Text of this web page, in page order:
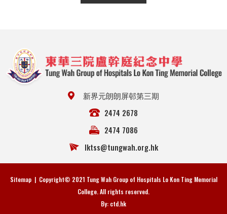
新界元朗朗屏邨第三期
2474 2678
2474 7086
lktss@tungwah.org.hk
Sitemap| Copyright© 2021 Tung Wah Group of Hospitals Lo Kon Ting Memorial
College. All rights reserved.
By: ctd.hk